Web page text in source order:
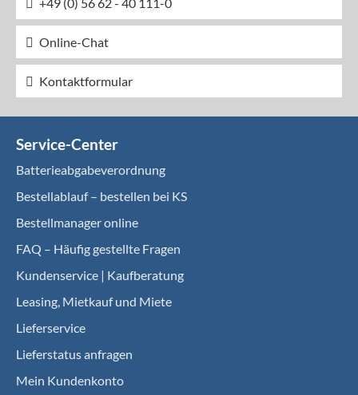
Online-Chat
Kontaktformular
Service-Center
Batterieabgabeverordnung
Bestellablauf – bestellen bei KS
Bestellmanager online
FAQ – Häufig gestellte Fragen
Kundenservice | Kaufberatung
Leasing, Mietkauf und Miete
Lieferservice
Lieferstatus anfragen
Mein Kundenkonto